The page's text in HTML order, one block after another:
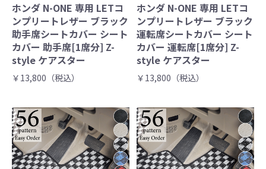
ホンダ N-ONE 専用 LETコ
ンプリートレザー ブラック
助手席シートカバー シート
カバー 助手席[1席分] Z-
style ケアスター
￥13,800（税込）
ホンダ N-ONE 専用 LETコ
ンプリートレザー ブラック
運転席シートカバー シート
カバー 運転席[1席分] Z-
style ケアスター
￥13,800（税込）